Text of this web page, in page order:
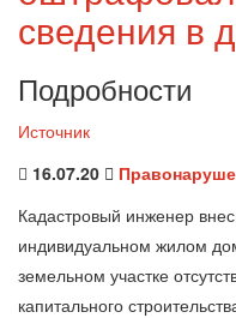
сведения в
Подробности
Источник
16.07.20
Кадастровый инженер
индивидуальном жилом
земельном участке
капитального